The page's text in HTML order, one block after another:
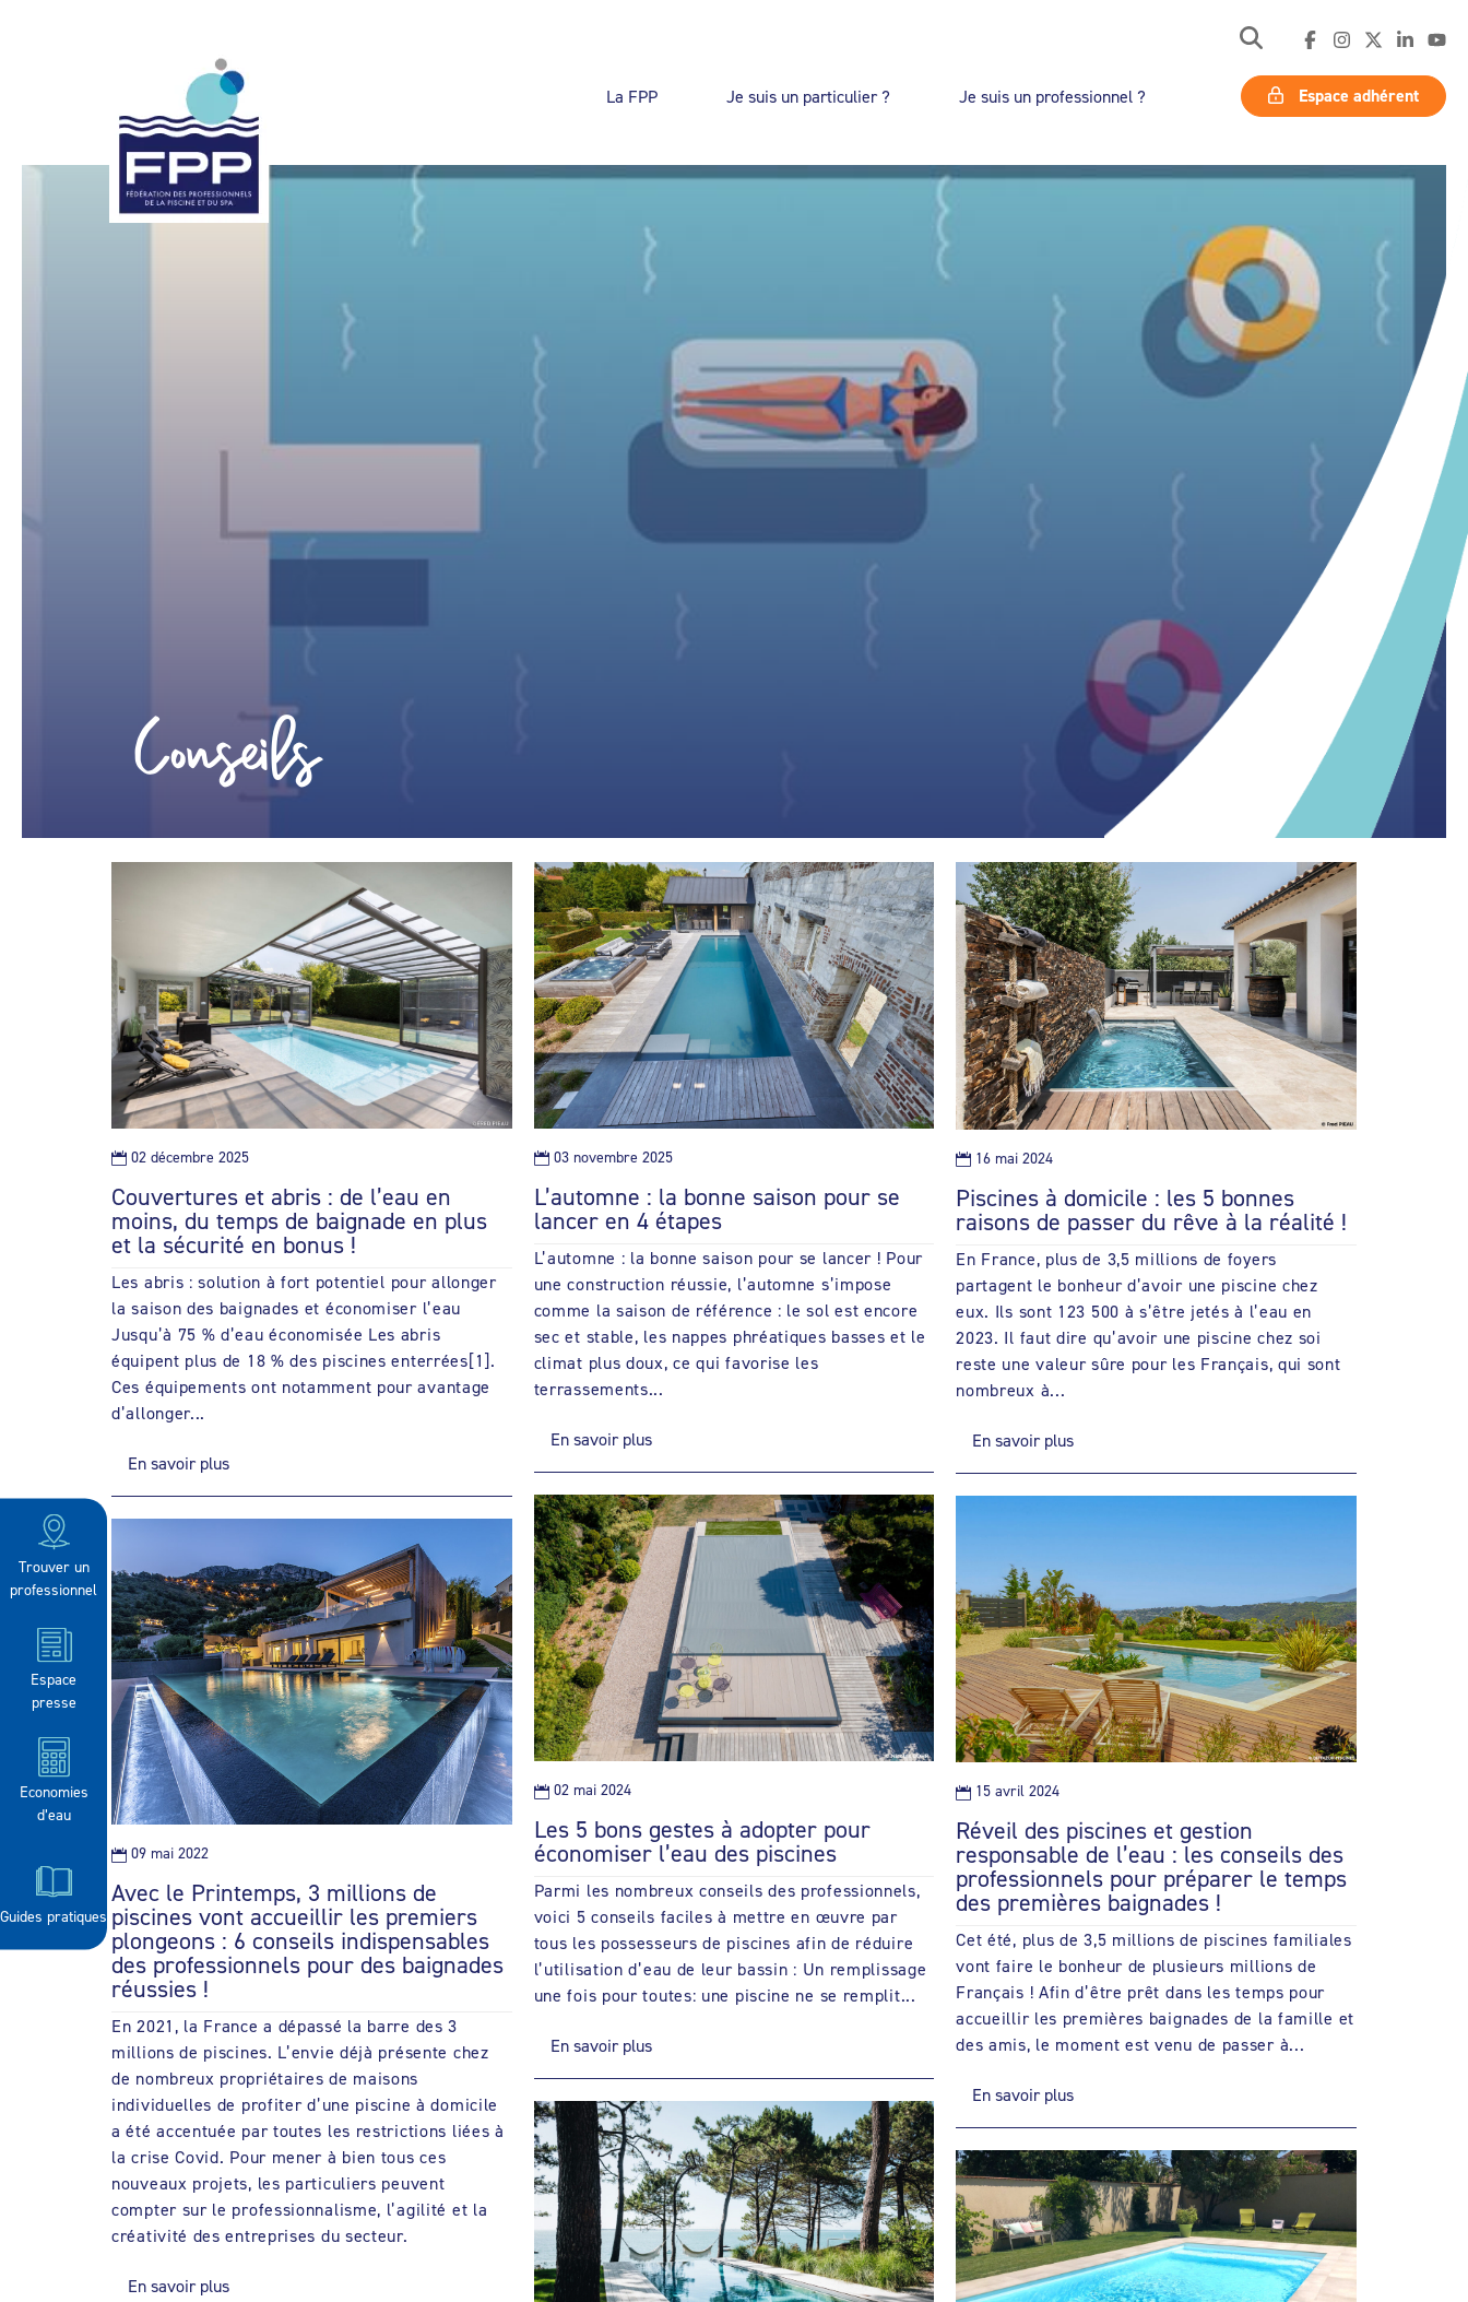
La FPP Je suis un particulier ? Je suis un professionnel ? Espace adhérent
Trouver un
professionnel
Espace
presse
Economies
d’eau
Guides pratiques
Conseils
Couvertures et abris : de l’eau en
moins, du temps de baignade en plus
et la sécurité en bonus !
Les abris : solution à fort potentiel pour allonger
la saison des baignades et économiser l’eau
Jusqu’à 75 % d’eau économisée Les abris
équipent plus de 18 % des piscines enterrées[1].
Ces équipements ont notamment pour avantage
d’allonger...
En savoir plus
 02 décembre 2025
L’automne : la bonne saison pour se
lancer en 4 étapes
L’automne : la bonne saison pour se lancer ! Pour
une construction réussie, l’automne s’impose
comme la saison de référence : le sol est encore
sec et stable, les nappes phréatiques basses et le
climat plus doux, ce qui favorise les
terrassements...
En savoir plus
 03 novembre 2025
Piscines à domicile : les 5 bonnes
raisons de passer du rêve à la réalité !
En France, plus de 3,5 millions de foyers
partagent le bonheur d’avoir une piscine chez
eux. Ils sont 123 500 à s’être jetés à l’eau en
2023. Il faut dire qu’avoir une piscine chez soi
reste une valeur sûre pour les Français, qui sont
nombreux à...
En savoir plus
 16 mai 2024
Les 5 bons gestes à adopter pour
économiser l’eau des piscines
Parmi les nombreux conseils des professionnels,
voici 5 conseils faciles à mettre en œuvre par
tous les possesseurs de piscines afin de réduire
l’utilisation d’eau de leur bassin : Un remplissage
une fois pour toutes: une piscine ne se remplit...
En savoir plus
 02 mai 2024
Réveil des piscines et gestion
responsable de l’eau : les conseils des
professionnels pour préparer le temps
des premières baignades !
Cet été, plus de 3,5 millions de piscines familiales
vont faire le bonheur de plusieurs millions de
Français ! Afin d’être prêt dans les temps pour
accueillir les premières baignades de la famille et
des amis, le moment est venu de passer à...
En savoir plus
 15 avril 2024
Avec le Printemps, 3 millions de
piscines vont accueillir les premiers
plongeons : 6 conseils indispensables
des professionnels pour des baignades
réussies !
En 2021, la France a dépassé la barre des 3
millions de piscines. L’envie déjà présente chez
de nombreux propriétaires de maisons
individuelles de profiter d’une piscine à domicile
a été accentuée par toutes les restrictions liées à
la crise Covid. Pour mener à bien tous ces
nouveaux projets, les particuliers peuvent
compter sur le professionnalisme, l’agilité et la
créativité des entreprises du secteur.
En savoir plus
 09 mai 2022